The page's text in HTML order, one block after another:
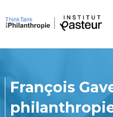
François